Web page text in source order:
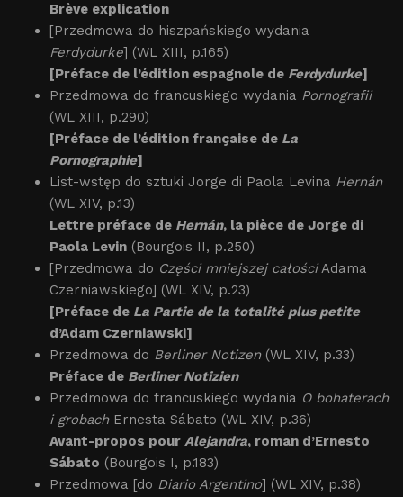
Brève explication
[Przedmowa do hiszpańskiego wydania
Ferdydurke] (WL XIII, p.165)
[Préface de l’édition espagnole de Ferdydurke]
Przedmowa do francuskiego wydania Pornografii
(WL XIII, p.290)
[Préface de l’édition française de La
Pornographie]
List-wstęp do sztuki Jorge di Paola Levina Hernán
(WL XIV, p.13)
Lettre préface de Hernán, la pièce de Jorge di
Paola Levin (Bourgois II, p.250)
[Przedmowa do Części mniejszej całościAdama
Czerniawskiego] (WL XIV, p.23)
[Préface de La Partie de la totalité plus petite
d’Adam Czerniawski]
Przedmowa do Berliner Notizen(WL XIV, p.33)
Préface de Berliner Notizien
Przedmowa do francuskiego wydania O bohaterach
i grobachErnesta Sábato (WL XIV, p.36)
Avant-propos pour Alejandra, roman d’Ernesto
Sábato (Bourgois I, p.183)
Przedmowa [do Diario Argentino] (WL XIV, p.38)